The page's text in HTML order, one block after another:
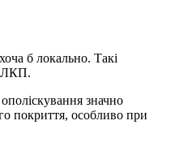
б локально. Такі
ЛКП.
значно
покриття, особливо при